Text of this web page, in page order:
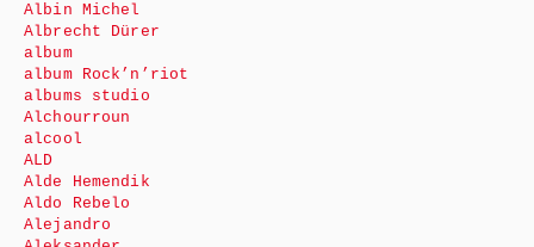
Albin Michel
Albrecht Dürer
album
album Rock’n’riot
albums studio
Alchourroun
alcool
ALD
Alde Hemendik
Aldo Rebelo
Alejandro